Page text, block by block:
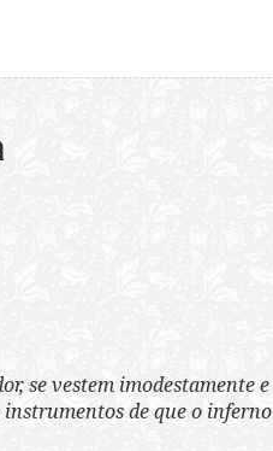
se vestem imodestamente e
de que o inferno